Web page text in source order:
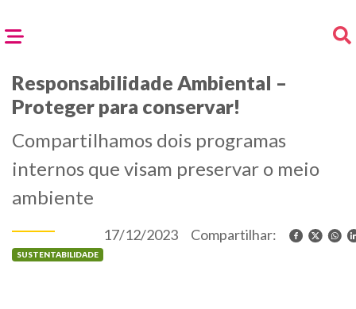
Responsabilidade Ambiental –
Proteger para conservar!
Compartilhamos dois programas
internos que visam preservar o meio
ambiente
SUSTENTABILIDADE
17/12/2023 Compartilhar: